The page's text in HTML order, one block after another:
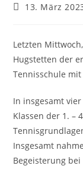
Beitrag
13. März
Letzten
Hugstetten der
Tennisschule
In insgesamt
Klassen der 1. –
Insgesamt
Begeisterung